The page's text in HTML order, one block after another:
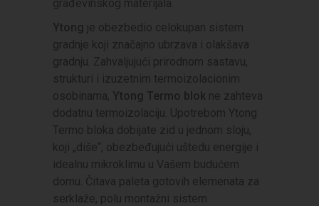
građevinskog materijala.
Ytong je obezbedio celokupan sistem
gradnje koji značajno ubrzava i olakšava
gradnju. Zahvaljujući prirodnom sastavu,
strukturi i izuzetnim termoizolacionim
osobinama, Ytong Termo blok ne zahteva
dodatnu termoizolaciju. Upotrebom Ytong
Termo bloka dobijate zid u jednom sloju,
koji „diše“, obezbeđujući uštedu energije i
idealnu mikroklimu u Vašem budućem
domu. Čitava paleta gotovih elemenata za
serklaže, polu montažni sistem